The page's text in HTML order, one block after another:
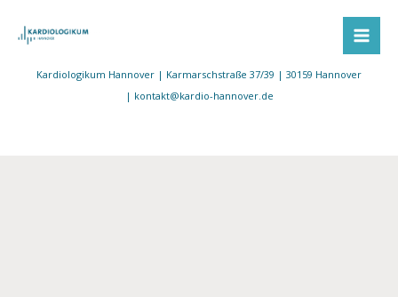
Inhalt
Kardiologikum Hannover | Karmarschstraße 37/39 | 30159 Hannover
| kontakt@kardio-hannover.de